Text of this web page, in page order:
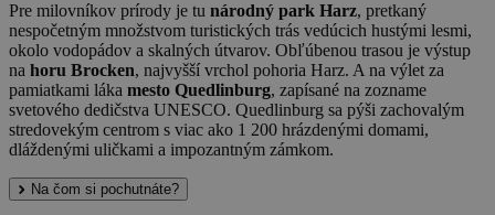
Pre milovníkov prírody je tu národný park Harz, pretkaný
nespočetným množstvom turistických trás vedúcich hustými lesmi,
okolo vodopádov a skalných útvarov. Obľúbenou trasou je výstup
na horu Brocken, najvyšší vrchol pohoria Harz. A na výlet za
pamiatkami láka mesto Quedlinburg, zapísané na zozname
svetového dedičstva UNESCO. Quedlinburg sa pýši zachovalým
stredovekým centrom s viac ako 1 200 hrázdenými domami,
dláždenými uličkami a impozantným zámkom.
Na čom si pochutnáte?